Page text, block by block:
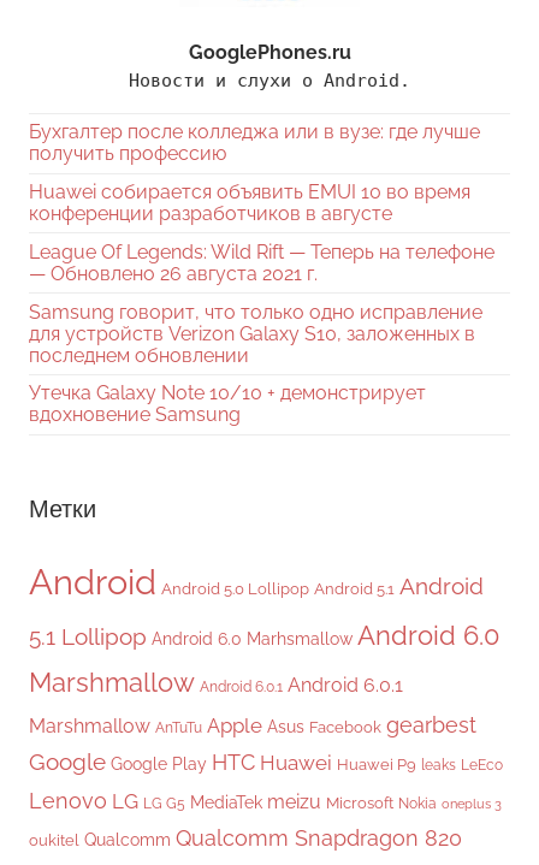
GooglePhones.ru
Новости и слухи о Android.
Бухгалтер после колледжа или в вузе: где лучше
получить профессию
Huawei собирается объявить EMUI 10 во время
конференции разработчиков в августе
League Of Legends: Wild Rift — Теперь на телефоне
— Обновлено 26 августа 2021 г.
Samsung говорит, что только одно исправление
для устройств Verizon Galaxy S10, заложенных в
последнем обновлении
Утечка Galaxy Note 10/10 + демонстрирует
вдохновение Samsung
Метки
Android Android 5.0 Lollipop Android 5.1 Android
5.1 Lollipop Android 6.0 Marhsmallow Android 6.0
Marshmallow Android 6.0.1 Android 6.0.1
Marshmallow AnTuTu Apple Asus Facebook gearbest
Google Google Play HTC Huawei Huawei P9 leaks LeEco
Lenovo LG LG G5 MediaTek meizu Microsoft Nokia oneplus 3
oukitel Qualcomm Qualcomm Snapdragon 820